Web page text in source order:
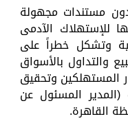
بدون مستندات مجهولة
للإستهلاك الآدمى
وتشكل خطراً على
والتداول بالأسواق
وتحقيق
(المدير المسئول عن
القاهرة.